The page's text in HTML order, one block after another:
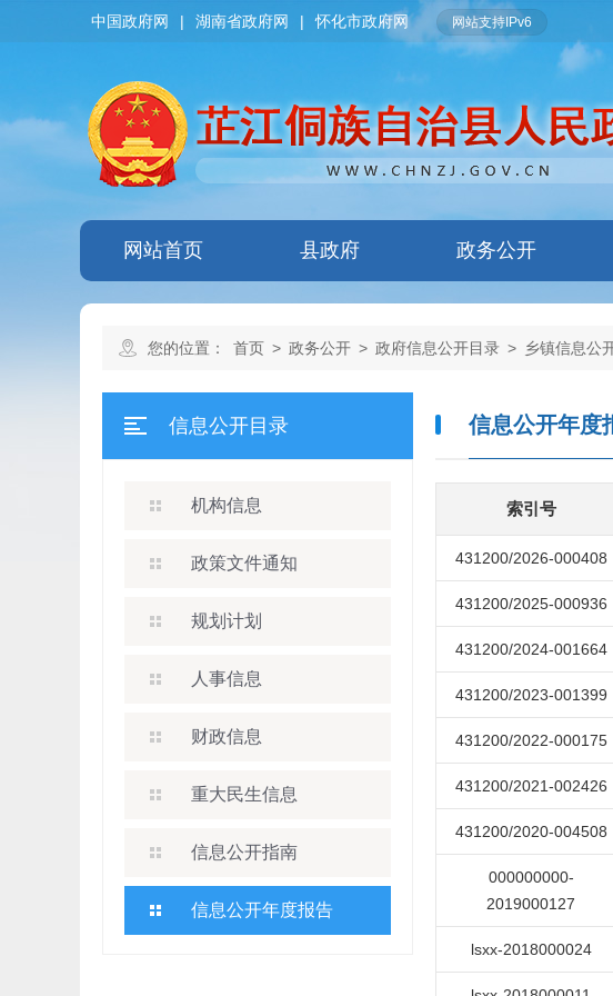
中国政府网 | 湖南省政府网 | 怀化市政府网 网站支持IPv6
网站首页 县政府 政务公开
您的位置： 首页 > 政务公开 > 政府信息公开目录 > 乡镇信息公
信息公开目录
机构信息
政策文件通知
规划计划
人事信息
财政信息
重大民生信息
信息公开指南
信息公开年度报告
信息公开年度
索引号
431200/2026-000408
431200/2025-000936
431200/2024-001664
431200/2023-001399
431200/2022-000175
431200/2021-002426
431200/2020-004508
000000000-
2019000127
lsxx-2018000024